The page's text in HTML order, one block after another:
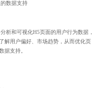
数据支持
析和可视化H5页面的用户行为数据，
解用户偏好、市场趋势，从而优化页
据支持。